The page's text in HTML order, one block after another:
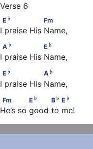
E♭ Fm
E ♭ Fm
I praise His Name,
A♭ E
A ♭ E ♭
I praise His Name,
E♭ A
E ♭ A ♭
I praise His Name,
Fm             E
♭ B
Fm E ♭ B ♭ E ♭
He’s so good to me!